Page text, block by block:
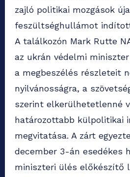
zajló politikai mozgások
feszültséghullámot
A találkozón Mark Rutte
az ukrán védelmi
a megbeszélés részleteit
nyilvánosságra, a
szerint elkerülhetetlenné
határozottabb külpolitikai
megvitatása. A zárt
december 3-án esedékes
miniszteri ülés előkészítő